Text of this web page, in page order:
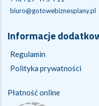
biuro@gotowebiznesplany.pl
Informacje
Regulamin
Polityka prywatności
Płatność online